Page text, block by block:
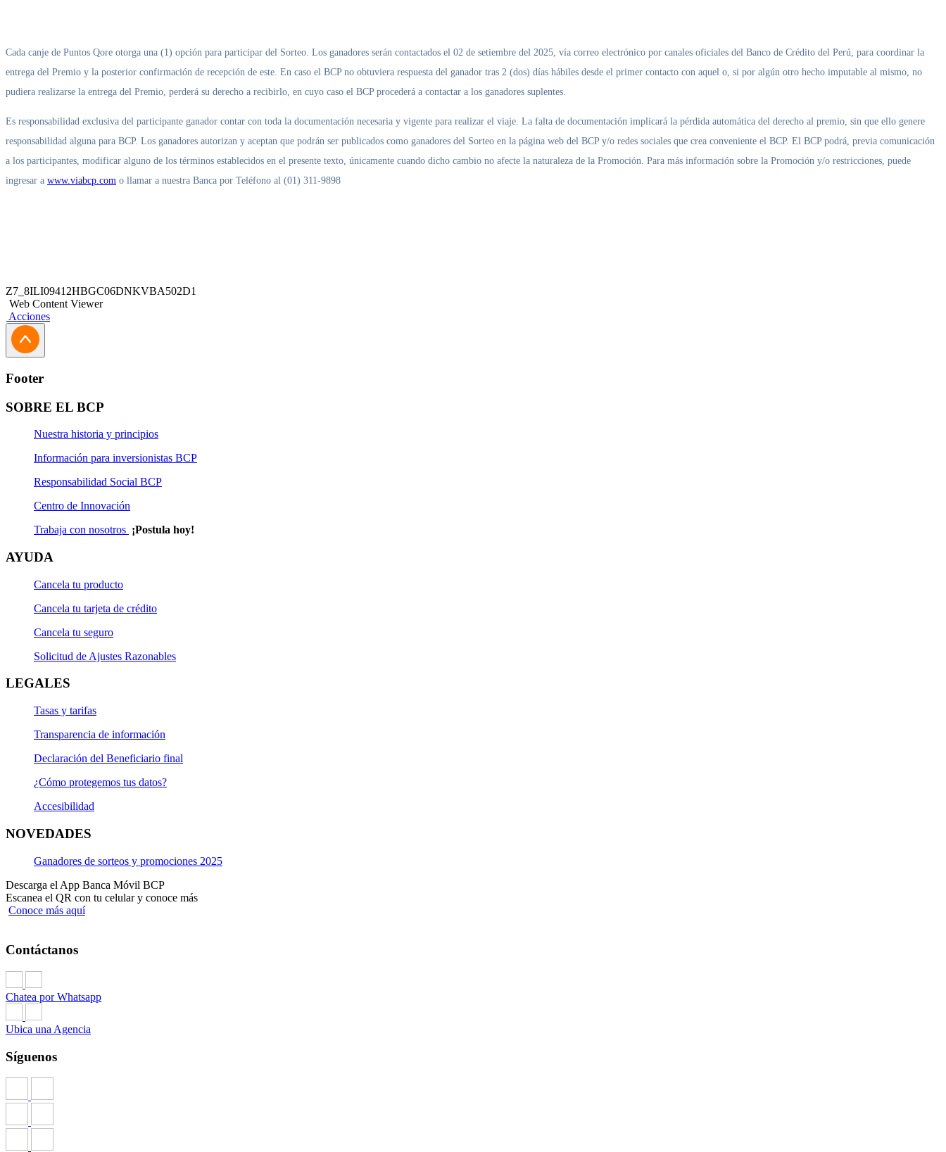
Cada canje de Puntos Qore otorga una (1) opción para participar del Sorteo. Los ganadores serán contactados el 02 de setiembre del 2025, vía correo electrónico por canales oficiales del Banco de Crédito del Perú, para coordinar la
entrega del Premio y la posterior confirmación de recepción de este. En caso el BCP no obtuviera respuesta del ganador tras 2 (dos) días hábiles desde el primer contacto con aquel o, si por algún otro hecho imputable al mismo, no
pudiera realizarse la entrega del Premio, perderá su derecho a recibirlo, en cuyo caso el BCP procederá a contactar a los ganadores suplentes.
Es responsabilidad exclusiva del participante ganador contar con toda la documentación necesaria y vigente para realizar el viaje. La falta de documentación implicará la pérdida automática del derecho al premio, sin que ello genere
responsabilidad alguna para BCP. Los ganadores autorizan y aceptan que podrán ser publicados como ganadores del Sorteo en la página web del BCP y/o redes sociales que crea conveniente el BCP. El BCP podrá, previa comunicación
a los participantes, modificar alguno de los términos establecidos en el presente texto, únicamente cuando dicho cambio no afecte la naturaleza de la Promoción. Para más información sobre la Promoción y/o restricciones, puede
ingresar a www.viabcp.com o llamar a nuestra Banca por Teléfono al (01) 311-9898
Z7_8ILI09412HBGC06DNKVBA502D1
Web Content Viewer
Acciones
Footer
SOBRE EL BCP
Nuestra historia y principios
Información para inversionistas BCP
Responsabilidad Social BCP
Centro de Innovación
Trabaja con nosotros ¡Postula hoy!
AYUDA
Cancela tu producto
Cancela tu tarjeta de crédito
Cancela tu seguro
Solicitud de Ajustes Razonables
LEGALES
Tasas y tarifas
Transparencia de información
Declaración del Beneficiario final
¿Cómo protegemos tus datos?
Accesibilidad
NOVEDADES
Ganadores de sorteos y promociones 2025
Descarga el App Banca Móvil BCP
Escanea el QR con tu celular y conoce más
Conoce más aquí
Contáctanos
Chatea por Whatsapp
Ubica una Agencia
Síguenos